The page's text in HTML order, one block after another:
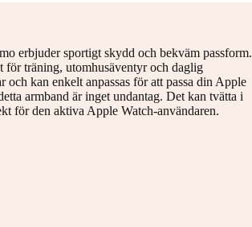
erbjuder sportigt skydd och bekväm passform.
för träning, utomhusäventyr och daglig
kan enkelt anpassas för att passa din Apple
armband är inget undantag. Det kan tvätta i
för den aktiva Apple Watch-användaren.